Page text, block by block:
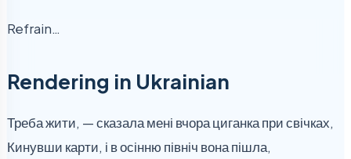
Refrain…
Rendering in Ukrainian
Треба жити, — сказала мені вчора циганка при свічках,
Кинувши карти, і в осінню північ вона пішла,